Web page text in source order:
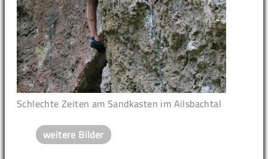
Schlechte Zeiten am Sandkasten im Ailsbachtal
weitere Bilder